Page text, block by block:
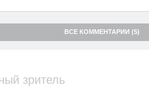
ВСЕ КОММЕНТАРИИ (5)
зритель